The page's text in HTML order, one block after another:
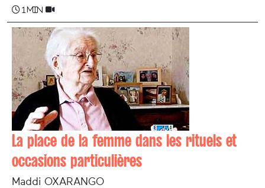
1 min
La place de la femme dans les rituels et
occasions particulières
Maddi OXARANGO